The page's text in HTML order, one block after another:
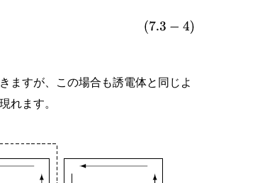
ますが、この場合も誘電体と同じよ
れます。